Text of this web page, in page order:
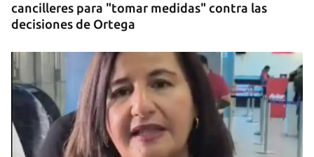
cancilleres para "tomar medidas" contra las
decisiones de Ortega